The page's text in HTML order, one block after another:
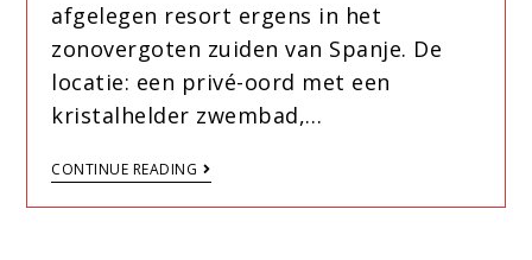
afgelegen resort ergens in het
zonovergoten zuiden van Spanje. De
locatie: een privé-oord met een
kristalhelder zwembad,…
CONTINUE READING